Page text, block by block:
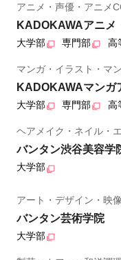
アニメ・声優・アニメ
KADOKAWAアニメ
大学部 専門部 高
マンガ・イラスト・マ
KADOKAWAマンガ
大学部 専門部 高
ヘアメイク・ネイル・
バンタン渋谷美容学
大学部
アート・デザイン・映
バンタン芸術学院
大学部